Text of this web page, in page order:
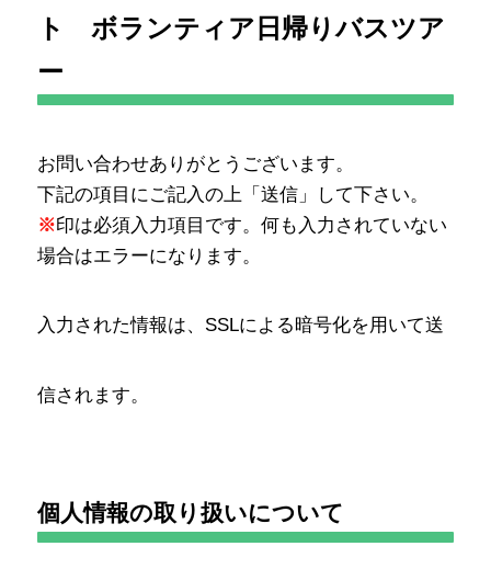
ト ボランティア日帰りバスツア
ー
お問い合わせありがとうございます。
下記の項目にご記入の上「送信」して下さい。
※印は必須入力項目です。何も入力されていない
場合はエラーになります。
入力された情報は、SSLによる暗号化を用いて送
信されます。
個人情報の取り扱いについて